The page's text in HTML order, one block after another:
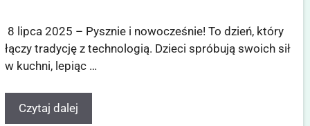
8 lipca 2025 – Pysznie i nowocześnie! To dzień, który
łączy tradycję z technologią. Dzieci spróbują swoich sił
w kuchni, lepiąc …
Czytaj dalej